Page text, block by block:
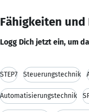
Fähigkeiten
Logg Dich jetzt ein, um
STEP7 Steuerungstechnik
Automatisierungstechnik